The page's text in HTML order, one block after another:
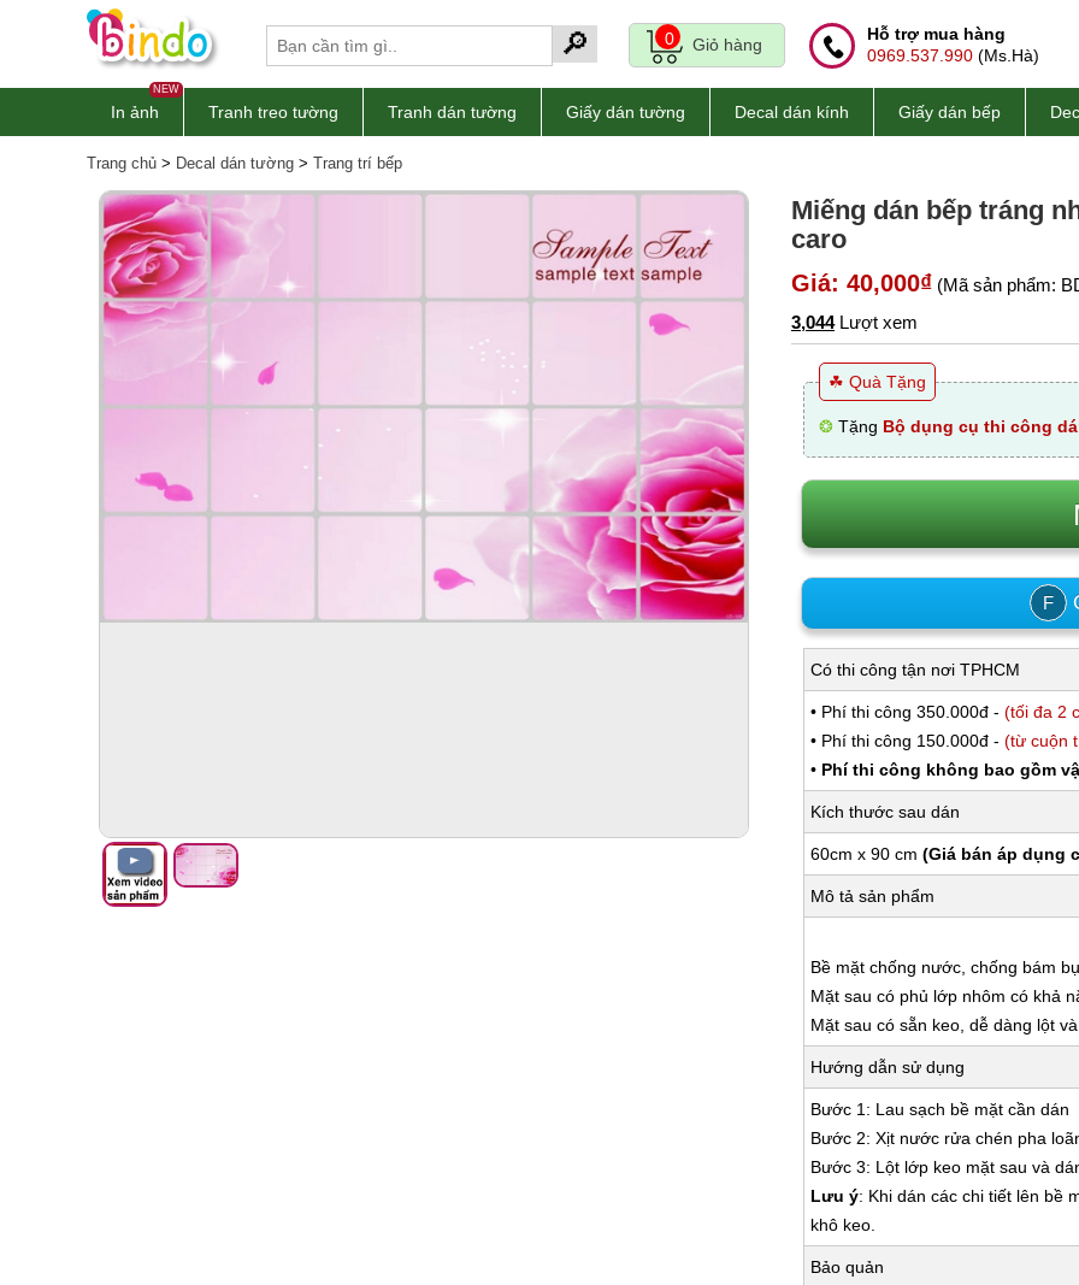
🔎 0 Giỏ hàng
Hỗ trợ mua hàng
0969.537.990 (Ms.Hà)
NEW
In ảnh Tranh treo tường Tranh dán tường Giấy dán tường Decal dán kính Giấy dán bếp
Trang chủ > Decal dán tường > Trang trí bếp
Miếng dán bếp tráng
caro
Giá: 40,000₫ (Mã sản phẩm:
3,044Lượt xem
☘ Quà Tặng
❂ Tặng Bộ dụng cụ thi công
F
Có thi công tận nơi TPHCM
• Phí thi công 350.000đ - (tối đa 2
• Phí thi công 150.000đ - (từ cuộn
• Phí thi công không bao gồm
Kích thước sau dán
60cm x 90 cm (Giá bán áp dụng
Mô tả sản phẩm
Bề mặt chống nước, chống bám
Mặt sau có phủ lớp nhôm có khả
Mặt sau có sẵn keo, dễ dàng lột
Hướng dẫn sử dụng
Bước 1: Lau sạch bề mặt cần dán
Bước 2: Xịt nước rửa chén pha
Bước 3: Lột lớp keo mặt sau và
Lưu ý: Khi dán các chi tiết lên bề
khô keo.
Bảo quản